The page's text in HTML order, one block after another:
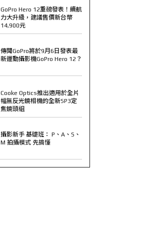
GoPro Hero 12重磅發表！續航
力大升級，建議售價新台幣
14,900元
傳聞GoPro將於9月6日發表最
新運動攝影機GoPro Hero 12？
Cooke Optics推出適用於全片
幅無反光鏡相機的全新SP3定
焦鏡頭組
攝影新手 基礎班： P、A、S、
M 拍攝模式 先搞懂